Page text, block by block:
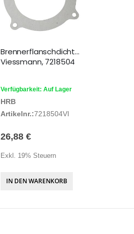
Brennerflanschdichtung
Viessmann, 7218504
Verfügbarkeit: Auf Lager
HRB
Artikelnr.:7218504VI
26,88 €
Exkl. 19% Steuern
IN DEN WARENKORB